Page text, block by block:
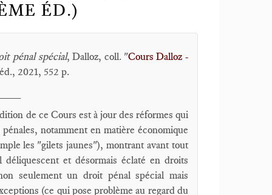
ÉD.)
pénal spécial, Dalloz, coll. "Cours Dalloz -
2021, 552 p.
de ce Cours est à jour des réformes qui
notamment en matière économique
les "gilets jaunes"), montrant avant tout
et désormais éclaté en droits
seulement un droit pénal spécial mais
(ce qui pose problème au regard du